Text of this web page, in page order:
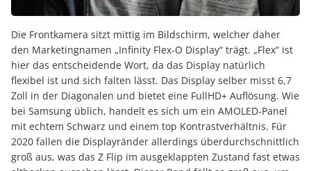
Die Frontkamera sitzt mittig im Bildschirm, welcher daher
den Marketingnamen „Infinity Flex-O Display“ trägt. „Flex“ ist
hier das entscheidende Wort, da das Display natürlich
flexibel ist und sich falten lässt. Das Display selber misst 6,7
Zoll in der Diagonalen und bietet eine FullHD+ Auflösung. Wie
bei Samsung üblich, handelt es sich um ein AMOLED-Panel
mit echtem Schwarz und einem top Kontrastverhältnis. Für
2020 fallen die Displayränder allerdings überdurchschnittlich
groß aus, was das Z Flip im ausgeklappten Zustand fast etwas